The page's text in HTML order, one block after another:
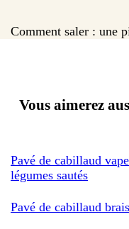
Comment saler : une
Vous aimerez
Pavé de cabillaud
légumes sautés
Pavé de cabillaud